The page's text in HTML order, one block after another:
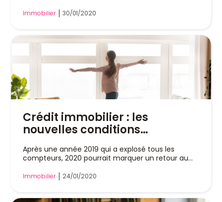
Immobilier 30/01/2020
Crédit immobilier : les
nouvelles conditions
Après une année 2019 qui a explosé tous les
compteurs, 2020 pourrait marquer un retour au...
Immobilier 24/01/2020